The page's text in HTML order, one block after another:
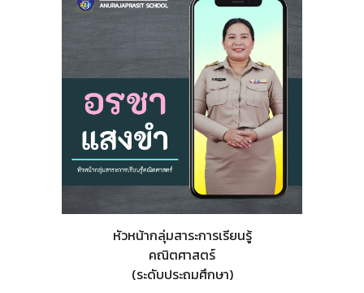
หัวหน้ากลุ่มสาระการเรียนรู้
คณิตศาสตร์
(ระดับประถมศึกษา)